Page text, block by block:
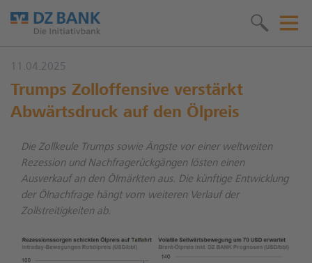
11.04.2025
Trumps Zolloffensive verstärkt
Abwärtsdruck auf den Ölpreis
Die Zollkeule Trumps sowie Ängste vor einer weltweiten
Rezession und Nachfragerückgängen lösten einen
Ausverkauf an den Ölmärkten aus. Die künftige Entwicklung
der Ölnachfrage hängt vom weiteren Verlauf der
Zollstreitigkeiten ab.